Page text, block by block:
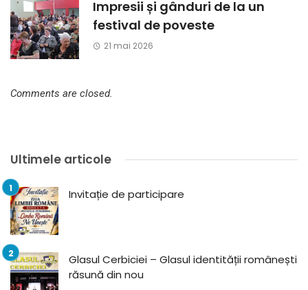
Impresii și gânduri de la un
festival de poveste
21 mai 2026
Comments are closed.
Ultimele articole
Invitație de participare
Glasul Cerbiciei – Glasul identității românești
răsună din nou